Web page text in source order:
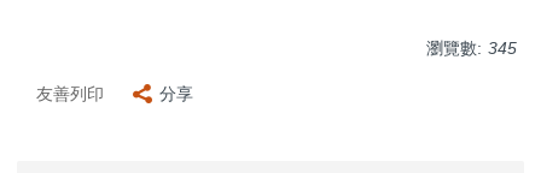
瀏覽數: 345
友善列印 分享